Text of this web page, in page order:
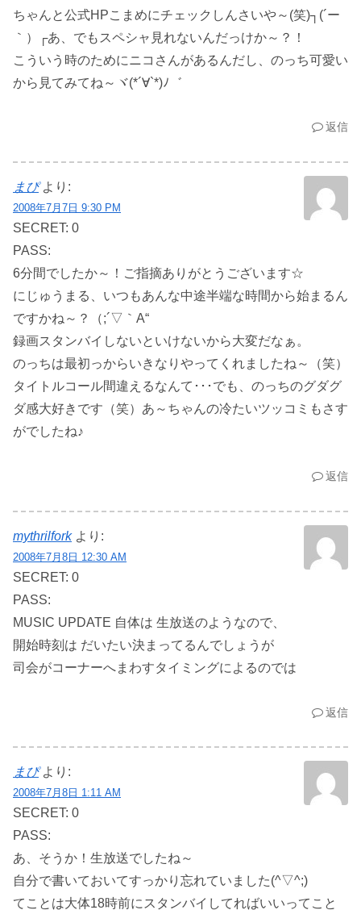
ちゃんと公式HPこまめにチェックしんさいや～(笑)┐(´ー
｀）┌あ、でもスペシャ見れないんだっけか～？！
こういう時のためにニコさんがあるんだし、のっち可愛い
から見てみてね～ヾ(*´∀`*)ﾉ゛
返信
まぴ より:
2008年7月7日 9:30 PM
SECRET: 0
PASS:
6分間でしたか～！ご指摘ありがとうございます☆
にじゅうまる、いつもあんな中途半端な時間から始まるん
ですかね～？（;´▽｀A“
録画スタンバイしないといけないから大変だなぁ。
のっちは最初っからいきなりやってくれましたね～（笑）
タイトルコール間違えるなんて･･･でも、のっちのグダグ
ダ感大好きです（笑）あ～ちゃんの冷たいツッコミもさす
がでしたね♪
返信
mythrilfork より:
2008年7月8日 12:30 AM
SECRET: 0
PASS:
MUSIC UPDATE 自体は 生放送のようなので、
開始時刻は だいたい決まってるんでしょうが
司会がコーナーへまわすタイミングによるのでは
返信
まぴ より:
2008年7月8日 1:11 AM
SECRET: 0
PASS:
あ、そうか！生放送でしたね～
自分で書いておいてすっかり忘れていました(^▽^;)
てことは大体18時前にスタンバイしてればいいってこと